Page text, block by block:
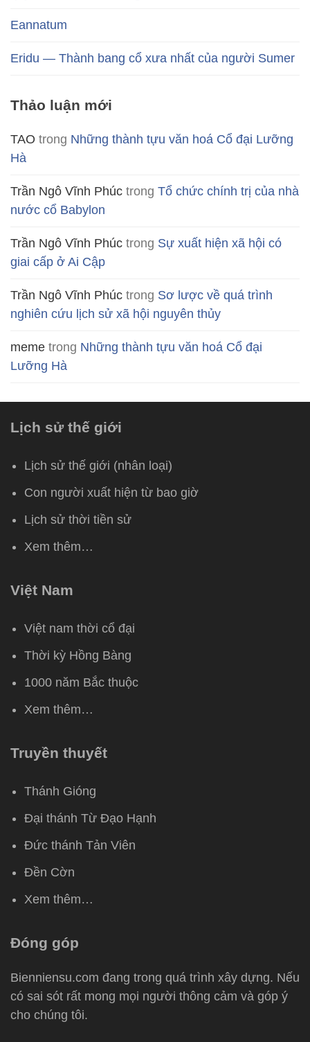
Eannatum
Eridu — Thành bang cổ xưa nhất của người Sumer
Thảo luận mới
TAO trong Những thành tựu văn hoá Cổ đại Lưỡng
Hà
Trần Ngô Vĩnh Phúc trong Tổ chức chính trị của nhà
nước cổ Babylon
Trần Ngô Vĩnh Phúc trong Sự xuất hiện xã hội có
giai cấp ở Ai Cập
Trần Ngô Vĩnh Phúc trong Sơ lược về quá trình
nghiên cứu lịch sử xã hội nguyên thủy
meme trong Những thành tựu văn hoá Cổ đại
Lưỡng Hà
Lịch sử thế giới
Lịch sử thế giới (nhân loại)
Con người xuất hiện từ bao giờ
Lịch sử thời tiền sử
Xem thêm…
Việt Nam
Việt nam thời cổ đại
Thời kỳ Hồng Bàng
1000 năm Bắc thuộc
Xem thêm…
Truyền thuyết
Thánh Gióng
Đại thánh Từ Đạo Hạnh
Đức thánh Tản Viên
Đền Cờn
Xem thêm…
Đóng góp
Bienniensu.com đang trong quá trình xây dựng. Nếu
có sai sót rất mong mọi người thông cảm và góp ý
cho chúng tôi.